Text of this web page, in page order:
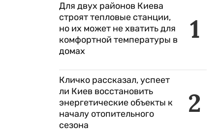
1
Для двух районов Киева
строят тепловые станции,
но их может не хватить для
комфортной температуры в
домах
2
Кличко рассказал, успеет
ли Киев восстановить
энергетические объекты к
началу отопительного
сезона